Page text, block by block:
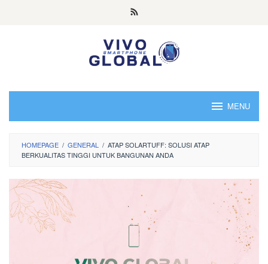
MENU
HOMEPAGE / GENERAL / ATAP SOLARTUFF: SOLUSI ATAP
BERKUALITAS TINGGI UNTUK BANGUNAN ANDA